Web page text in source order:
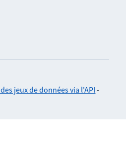
jeux de données via l'API -